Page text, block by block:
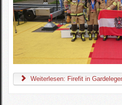
Weiterlesen: Firefit in